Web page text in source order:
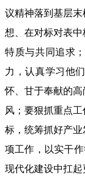
议精神落到基层
想、在对标对表
特质与共同追求
力，认真学习他
怀、甘于奉献的
风；要狠抓重点
标，统筹抓好产
项工作，以实干
现代化建设中扛起